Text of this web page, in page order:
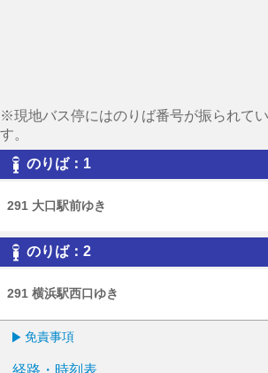
※現地バス停にはのりば番号が振られて
す。
のりば：1
291 大口駅前ゆき
のりば：2
291 横浜駅西口ゆき
免責事項